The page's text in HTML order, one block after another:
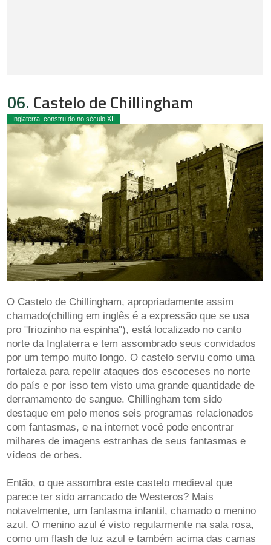
06. Castelo de Chillingham
Inglaterra, construído no século XII
O Castelo de Chillingham, apropriadamente assim
chamado(chilling em inglês é a expressão que se usa
pro "friozinho na espinha"), está localizado no canto
norte da Inglaterra e tem assombrado seus convidados
por um tempo muito longo. O castelo serviu como uma
fortaleza para repelir ataques dos escoceses no norte
do país e por isso tem visto uma grande quantidade de
derramamento de sangue. Chillingham tem sido
destaque em pelo menos seis programas relacionados
com fantasmas, e na internet você pode encontrar
milhares de imagens estranhas de seus fantasmas e
vídeos de orbes.
Então, o que assombra este castelo medieval que
parece ter sido arrancado de Westeros? Mais
notavelmente, um fantasma infantil, chamado o menino
azul. O menino azul é visto regularmente na sala rosa,
como um flash de luz azul e também acima das camas